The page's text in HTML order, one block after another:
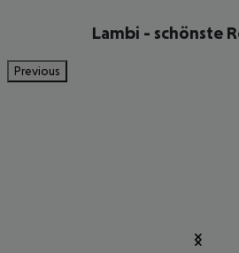
Lambi - schönste
Previous